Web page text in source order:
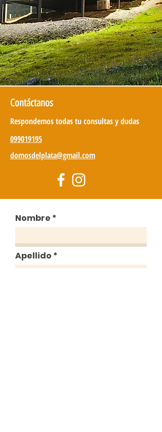
Contáctanos
Respondemos todas tu consultas y dudas
099019195
domosdelplata@gmail.com
Nombre
Apellido